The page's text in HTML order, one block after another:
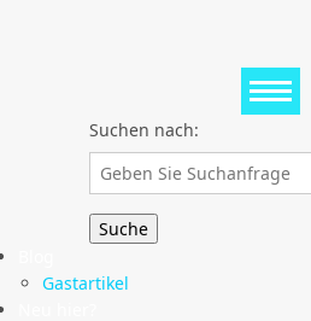
Suchen nach:
Gastartikel